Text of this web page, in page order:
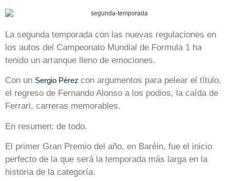
La segunda temporada con las nuevas regulaciones en
los autos del Campeonato Mundial de Formula 1 ha
tenido un arranque lleno de emociones.
Con un Sergio Pérez con argumentos para pelear el título,
el regreso de Fernando Alonso a los podios, la caída de
Ferrari, carreras memorables.
En resumen: de todo.
El primer Gran Premio del año, en Baréin, fue el inicio
perfecto de la que será la temporada más larga en la
historia de la categoría.